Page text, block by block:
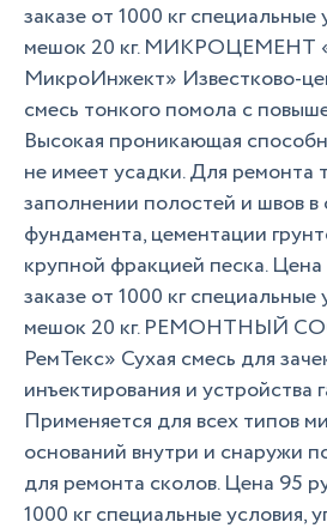
заказе от 1000 кг специальные
мешок 20 кг. МИКРОЦЕМЕНТ
МикроИнжект» Известково-
смесь тонкого помола с
Высокая проникающая
не имеет усадки. Для ремонта
заполнении полостей и швов в
фундамента, цементации
крупной фракцией песка. Цена
заказе от 1000 кг специальные
мешок 20 кг. РЕМОНТНЫЙ
РемТекс» Сухая смесь для
инъектирования и устройства
Применяется для всех типов
оснований внутри и снаружи
для ремонта сколов. Цена 95
1000 кг специальные условия,